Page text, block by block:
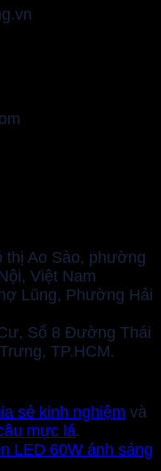
thị Ao Sào, phường
Việt Nam
Lũng, Phường Hải
Số 8 Đường Thái
TP.HCM.
sẻ kinh nghiệm và
mực lá.
LED 60W ánh sáng